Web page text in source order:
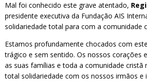
Mal foi conhecido este grave atentado,
presidente executiva da Fundação AIS
solidariedade total para com a comunidade
Estamos profundamente chocados com
trágico e sem sentido. Os nossos corações
as suas famílias e toda a comunidade cristã
total solidariedade com os nossos irmãos e